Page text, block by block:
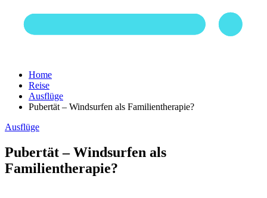
Home
Reise
Ausflüge
Pubertät – Windsurfen als Familientherapie?
Ausflüge
Pubertät – Windsurfen als
Familientherapie?